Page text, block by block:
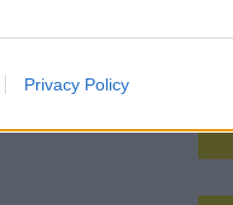
Privacy Policy